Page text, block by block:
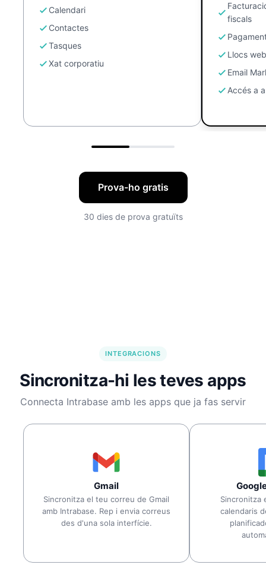
Calendari
Contactes
Tasques
Xat corporatiu
fiscals
Llocs web
Email
Accés a
Prova-ho gratis
30 dies de prova gratuïts
INTEGRACIONS
Sincronitza-hi les teves apps
Connecta Intrabase amb les apps que ja fas servir
Gmail
Sincronitza el teu correu de Gmail
amb Intrabase. Rep i envia correus
des d'una sola interfície.
Sincronitza
calendaris